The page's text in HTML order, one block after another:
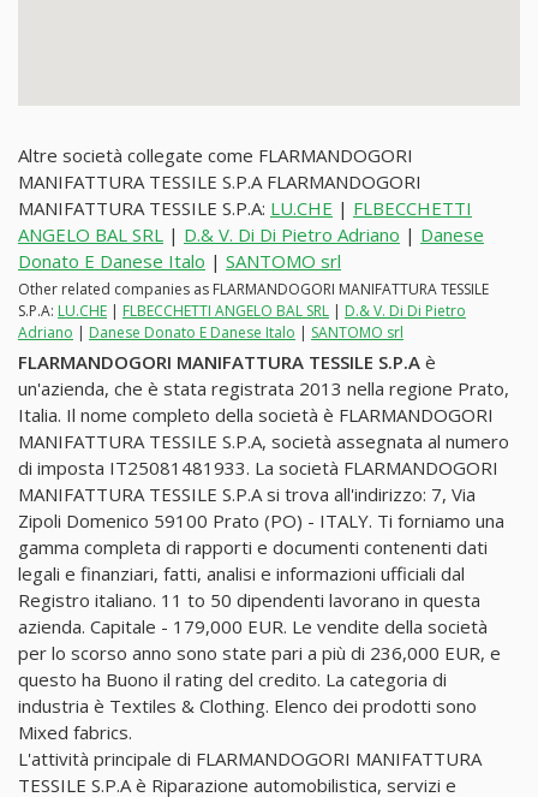
Altre società collegate come FLARMANDOGORI
MANIFATTURA TESSILE S.P.A FLARMANDOGORI
MANIFATTURA TESSILE S.P.A: LU.CHE | FLBECCHETTI
ANGELO BAL SRL | D.& V. Di Di Pietro Adriano | Danese
Donato E Danese Italo | SANTOMO srl
Other related companies as FLARMANDOGORI MANIFATTURA TESSILE
S.P.A: LU.CHE | FLBECCHETTI ANGELO BAL SRL | D.& V. Di Di Pietro
Adriano | Danese Donato E Danese Italo | SANTOMO srl
FLARMANDOGORI MANIFATTURA TESSILE S.P.A è
un'azienda, che è stata registrata 2013 nella regione Prato,
Italia. Il nome completo della società è FLARMANDOGORI
MANIFATTURA TESSILE S.P.A, società assegnata al numero
di imposta IT25081481933. La società FLARMANDOGORI
MANIFATTURA TESSILE S.P.A si trova all'indirizzo: 7, Via
Zipoli Domenico 59100 Prato (PO) - ITALY. Ti forniamo una
gamma completa di rapporti e documenti contenenti dati
legali e finanziari, fatti, analisi e informazioni ufficiali dal
Registro italiano. 11 to 50 dipendenti lavorano in questa
azienda. Capitale - 179,000 EUR. Le vendite della società
per lo scorso anno sono state pari a più di 236,000 EUR, e
questo ha Buono il rating del credito. La categoria di
industria è Textiles & Clothing. Elenco dei prodotti sono
Mixed fabrics.
L'attività principale di FLARMANDOGORI MANIFATTURA
TESSILE S.P.A è Riparazione automobilistica, servizi e